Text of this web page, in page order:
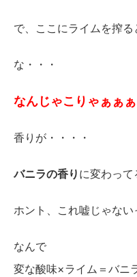
で、ここにライムを搾る
な・・・
なんじゃこりゃぁぁ
香りが・・・・
バニラの香り に変わって
ホント、これ嘘じゃない
なんで
変な酸味×ライム＝バニ